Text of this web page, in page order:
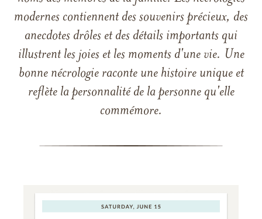
modernes contiennent des souvenirs précieux, des
anecdotes drôles et des détails importants qui
illustrent les joies et les moments d'une vie. Une
bonne nécrologie raconte une histoire unique et
reflète la personnalité de la personne qu'elle
commémore.